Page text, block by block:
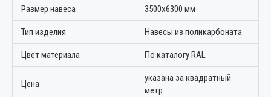
Размер навеса 3500х6300 мм
Тип изделия Навесы из поликарбоната
Цвет материала По каталогу RAL
Цена
указана за квадратный
метр